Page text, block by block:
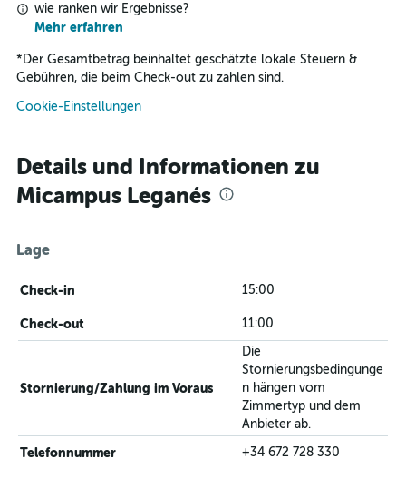
wie ranken wir Ergebnisse?
Mehr erfahren
* Der Gesamtbetrag beinhaltet geschätzte lokale Steuern &
Gebühren, die beim Check-out zu zahlen sind.
Cookie-Einstellungen
Details und Informationen zu
Micampus Leganés
Lage
Check-in 15:00
Check-out 11:00
Stornierung/Zahlung im Voraus
Die
Stornierungsbedingunge
n hängen vom
Zimmertyp und dem
Anbieter ab.
Telefonnummer +34 672 728 330